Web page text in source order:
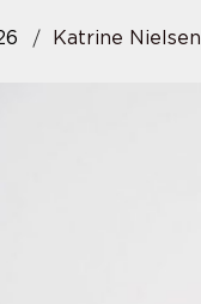
Katrine Nielsen